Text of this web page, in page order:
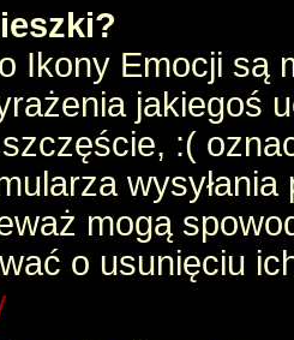
Ikony Emocji są
jakiegoś
:(
mogą
o usunięciu